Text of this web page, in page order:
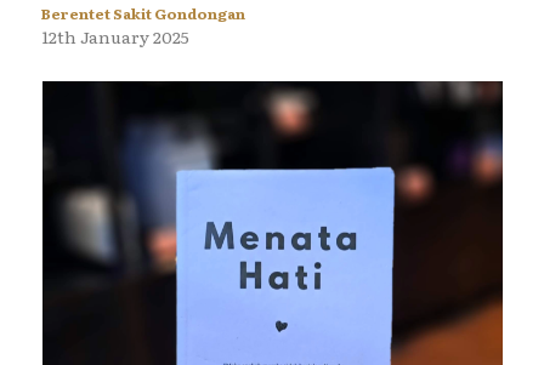
Berentet Sakit Gondongan
12th January 2025